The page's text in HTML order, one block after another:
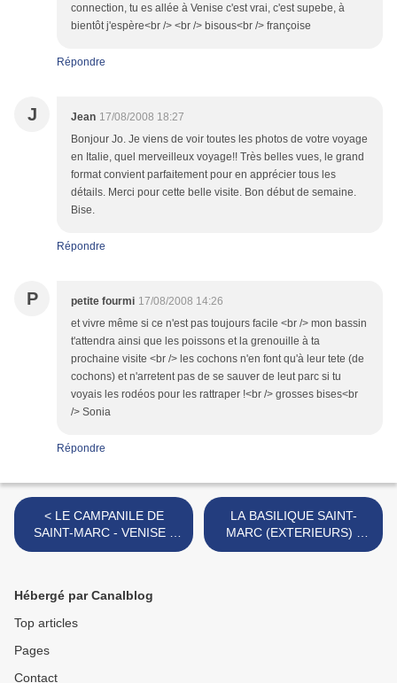
connection, tu es allée à Venise c'est vrai, c'est supebe, à
bientôt j'espère<br /> <br /> bisous<br /> françoise
Répondre
J Jean 17/08/2008 18:27
Bonjour Jo. Je viens de voir toutes les photos de votre voyage
en Italie, quel merveilleux voyage!! Très belles vues, le grand
format convient parfaitement pour en apprécier tous les
détails. Merci pour cette belle visite. Bon début de semaine.
Bise.
Répondre
P petite fourmi 17/08/2008 14:26
et vivre même si ce n'est pas toujours facile <br /> mon bassin
t'attendra ainsi que les poissons et la grenouille à ta
prochaine visite <br /> les cochons n'en font qu'à leur tete (de
cochons) et n'arretent pas de se sauver de leut parc si tu
voyais les rodéos pour les rattraper !<br /> grosses bises<br
/> Sonia
Répondre
< LE CAMPANILE DE
SAINT-MARC - VENISE -
CHAPITRE 03
LA BASILIQUE SAINT-
MARC (EXTERIEURS) -
VENISE - CHAPITRE 05 - >
Hébergé par Canalblog
Top articles
Pages
Contact